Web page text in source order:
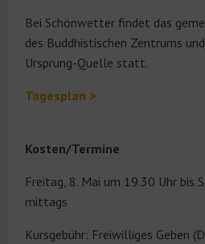
Bei Schönwetter findet das
des Buddhistischen Zentrums
Ursprung-Quelle statt.
Tagesplan >
Kosten/Termine
Freitag, 8. Mai um 19.30 Uhr bis
mittags
Kursgebühr: Freiwilliges Geben